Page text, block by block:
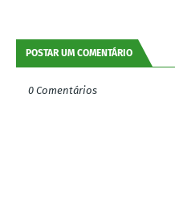
POSTAR UM COMENTÁRIO
0 Comentários